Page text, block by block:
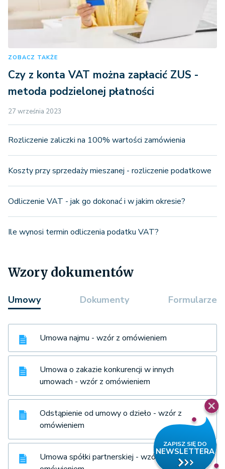
ZOBACZ TAKŻE
Czy z konta VAT można zapłacić ZUS -
metoda podzielonej płatności
27 września 2023
Rozliczenie zaliczki na 100% wartości zamówienia
Koszty przy sprzedaży mieszanej - rozliczenie podatkowe
Odliczenie VAT - jak go dokonać i w jakim okresie?
Ile wynosi termin odliczenia podatku VAT?
Wzory dokumentów
Umowy Dokumenty Formularze
Umowa najmu - wzór z omówieniem
Umowa o zakazie konkurencji w innych
umowach - wzór z omówieniem
Odstąpienie od umowy o dzieło - wzór z
omówieniem
Umowa spółki partnerskiej - wzór z